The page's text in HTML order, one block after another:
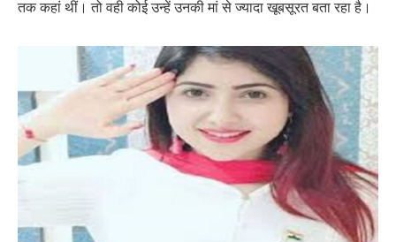
तक कहां थीं। तो वही कोई उन्हें उनकी मां से ज्यादा खूबसूरत बता रहा है।